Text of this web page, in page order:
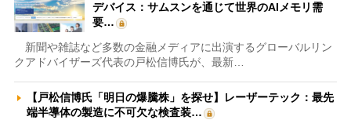
デバイス：サムスンを通じて世界のAIメモリ需
要…
新聞や雑誌など多数の金融メディアに出演するグローバルリン
クアドバイザーズ代表の戸松信博氏が、最新…
【戸松信博氏「明日の爆騰株」を探せ】レーザーテック：最先
端半導体の製造に不可欠な検査装…